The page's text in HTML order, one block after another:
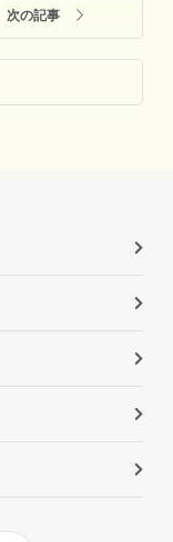
次の記事